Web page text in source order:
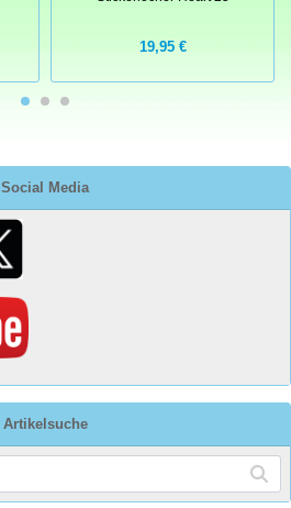
Social Media
Artikelsuche
19,95 €